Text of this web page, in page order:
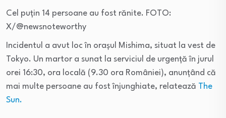
Cel puțin 14 persoane au fost rănite. FOTO:
X/@newsnoteworthy
Incidentul a avut loc în orașul Mishima, situat la vest de
Tokyo. Un martor a sunat la serviciul de urgență în jurul
orei 16:30, ora locală (9.30 ora României), anunțând că
mai multe persoane au fost înjunghiate, relatează The
Sun.